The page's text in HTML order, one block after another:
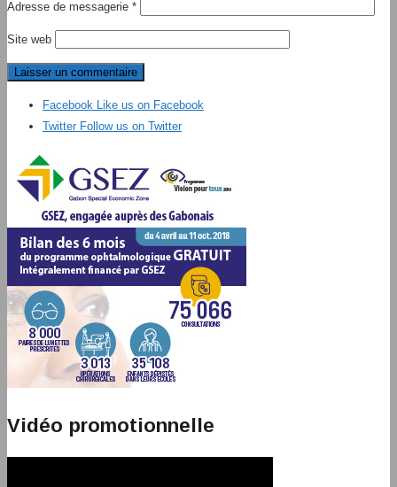
Adresse de messagerie *
Site web
Facebook
Like us on Facebook
Twitter Follow us on Twitter
Vidéo promotionnelle